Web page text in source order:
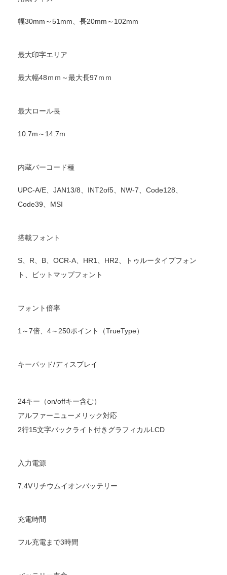
幅30mm～51mm、長20mm～102mm
最大印字エリア
最大幅48ｍｍ～最大長97ｍｍ
最大ロール長
10.7m～14.7m
内蔵バーコード種
UPC-A/E、JAN13/8、INT2of5、NW-7、Code128、
Code39、MSI
搭載フォント
S、R、B、OCR-A、HR1、HR2、トゥルータイプフォン
ト、ビットマップフォント
フォント倍率
1～7倍、4～250ポイント（TrueType）
キーパッド/ディスプレイ
24キー（on/offキー含む）
アルファーニューメリック対応
2行15文字バックライト付きグラフィカルLCD
入力電源
7.4Vリチウムイオンバッテリー
充電時間
フル充電まで3時間